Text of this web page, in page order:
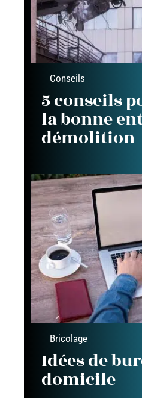
Conseils
5 conseils
la bonne
démolition
Bricolage
Idées de
domicile